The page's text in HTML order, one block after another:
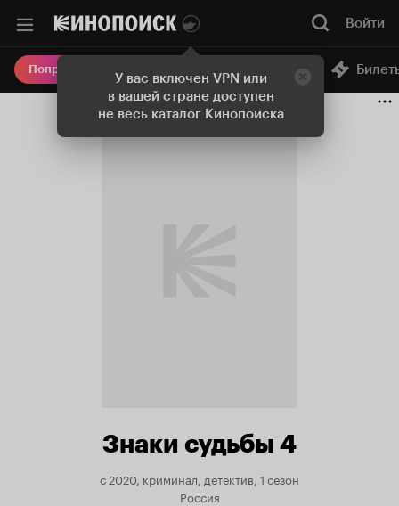
У вас включен VPN или
в вашей стране доступен
не весь каталог Кинопоиска
Войти
Попробовать Плюс Онлайн-кинотеатр
Знаки судьбы 4
с 2020, криминал, детектив, 1 сезон
Россия